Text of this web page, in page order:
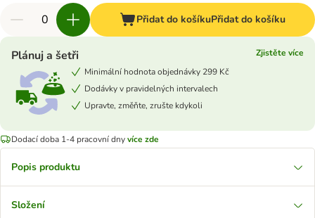
Přidat do košíkuPřidat do košíku
Plánuj a šetři
Zjistěte více
Minimální hodnota objednávky 299 Kč
Dodávky v pravidelných intervalech
Upravte, změňte, zrušte kdykoli
Dodací doba 1-4 pracovní dnyvíce zde
Popis produktu
Složení